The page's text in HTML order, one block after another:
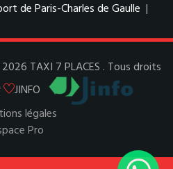
de Paris-Charles de Gaulle |
TAXI 7 PLACES . Tous droits
JINFO
légales
Pro